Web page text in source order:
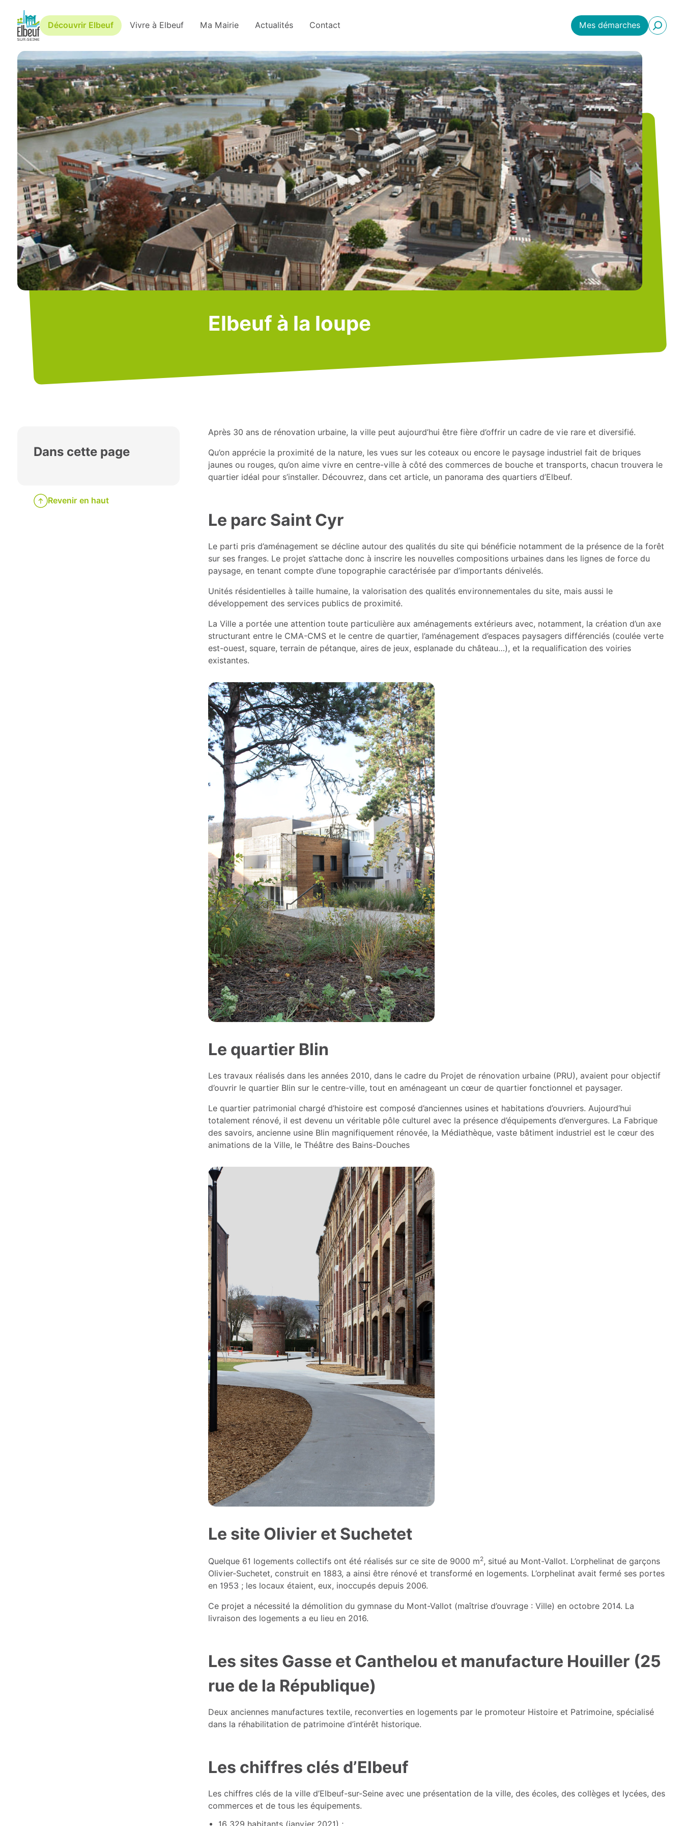
Découvrir Elbeuf Vivre à Elbeuf Ma Mairie Actualités Contact Mes démarches
Elbeuf à la loupe
Dans cette page
Revenir en haut
Après 30 ans de rénovation urbaine, la ville peut aujourd’hui être fière d’offrir un cadre de vie rare et diversifié.
Qu’on apprécie la proximité de la nature, les vues sur les coteaux ou encore le paysage industriel fait de briques
jaunes ou rouges, qu’on aime vivre en centre-ville à côté des commerces de bouche et transports, chacun trouvera le
quartier idéal pour s’installer. Découvrez, dans cet article, un panorama des quartiers d’Elbeuf.
Le parc Saint Cyr
Le parti pris d’aménagement se décline autour des qualités du site qui bénéficie notamment de la présence de la forêt
sur ses franges. Le projet s’attache donc à inscrire les nouvelles compositions urbaines dans les lignes de force du
paysage, en tenant compte d’une topographie caractérisée par d’importants dénivelés.
Unités résidentielles à taille humaine, la valorisation des qualités environnementales du site, mais aussi le
développement des services publics de proximité.
La Ville a portée une attention toute particulière aux aménagements extérieurs avec, notamment, la création d’un axe
structurant entre le CMA-CMS et le centre de quartier, l’aménagement d’espaces paysagers différenciés (coulée verte
est-ouest, square, terrain de pétanque, aires de jeux, esplanade du château…), et la requalification des voiries
existantes.
Le quartier Blin
Les travaux réalisés dans les années 2010, dans le cadre du Projet de rénovation urbaine (PRU), avaient pour objectif
d’ouvrir le quartier Blin sur le centre-ville, tout en aménageant un cœur de quartier fonctionnel et paysager.
Le quartier patrimonial chargé d’histoire est composé d’anciennes usines et habitations d’ouvriers. Aujourd’hui
totalement rénové, il est devenu un véritable pôle culturel avec la présence d’équipements d’envergures. La Fabrique
des savoirs, ancienne usine Blin magnifiquement rénovée, la Médiathèque, vaste bâtiment industriel est le cœur des
animations de la Ville, le Théâtre des Bains-Douches
Le site Olivier et Suchetet
Quelque 61 logements collectifs ont été réalisés sur ce site de 9000 m2, situé au Mont-Vallot. L’orphelinat de garçons
Olivier-Suchetet, construit en 1883, a ainsi être rénové et transformé en logements. L’orphelinat avait fermé ses portes
en 1953 ; les locaux étaient, eux, inoccupés depuis 2006.
Ce projet a nécessité la démolition du gymnase du Mont-Vallot (maîtrise d’ouvrage : Ville) en octobre 2014. La
livraison des logements a eu lieu en 2016.
Les sites Gasse et Canthelou et manufacture Houiller (25
rue de la République)
Deux anciennes manufactures textile, reconverties en logements par le promoteur Histoire et Patrimoine, spécialisé
dans la réhabilitation de patrimoine d’intérêt historique.
Les chiffres clés d’Elbeuf
Les chiffres clés de la ville d’Elbeuf-sur-Seine avec une présentation de la ville, des écoles, des collèges et lycées, des
commerces et de tous les équipements.